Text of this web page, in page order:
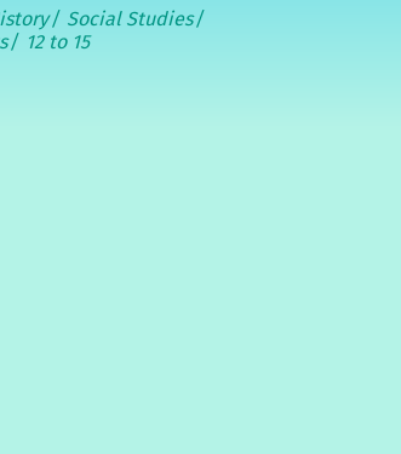
Social Studies
12 to 15